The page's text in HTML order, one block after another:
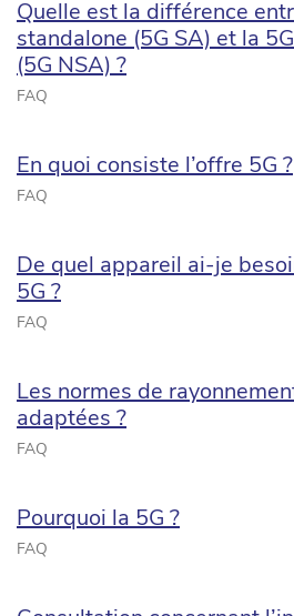
Quelle est la différence
standalone (5G SA) et la
(5G NSA) ?
FAQ
En quoi consiste l’offre 5G ?
FAQ
De quel appareil ai-je
5G ?
FAQ
Les normes de
adaptées ?
FAQ
Pourquoi la 5G ?
FAQ